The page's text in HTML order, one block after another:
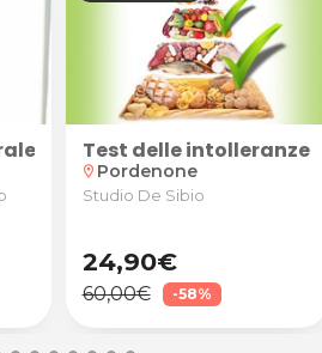
con anamnesi,
Test delle intolleranze
location_on Pordenone
Studio De Sibio
24,90€
60,00€ -58%